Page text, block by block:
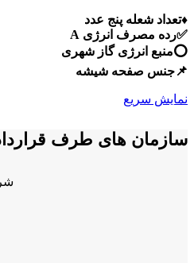
♦️تعداد شعله پنج عدد
✅رده مصرف انرژی A
⭕️منبع انرژی گاز شهری
📌جنس صفحه شیشه
نمایش سریع
سازمان های طرف قرارداد